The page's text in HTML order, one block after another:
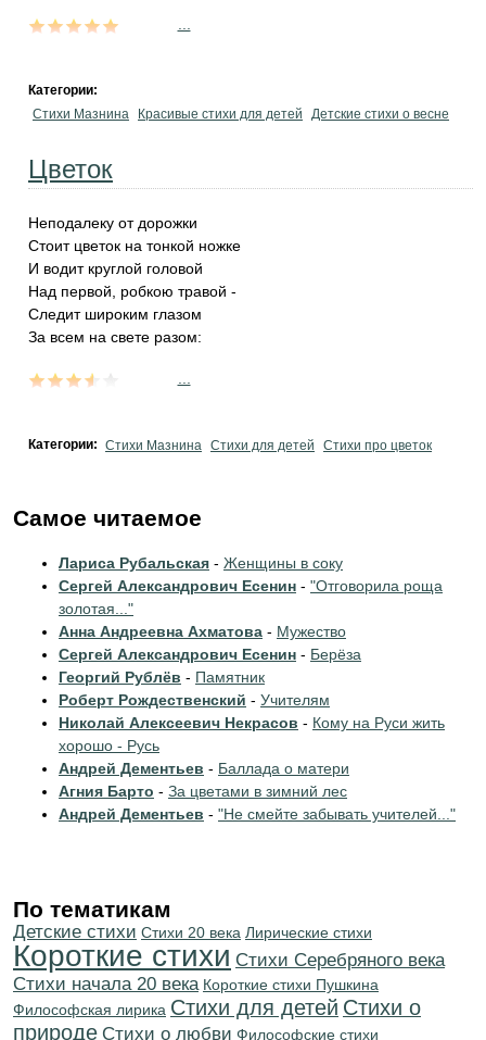
Категории:
Стихи Мазнина
Красивые стихи для детей Детские стихи о весне
Цветок
Неподалеку от дорожки
Стоит цветок на тонкой ножке
И водит круглой головой
Над первой, робкою травой -
Следит широким глазом
За всем на свете разом:
Категории: Стихи Мазнина Стихи для детей Стихи про цветок
Самое читаемое
Лариса Рубальская - Женщины в соку
Сергей Александрович Есенин - "Отговорила роща
золотая..."
Анна Андреевна Ахматова - Мужество
Сергей Александрович Есенин - Берёза
Георгий Рублёв - Памятник
Роберт Рождественский - Учителям
Николай Алексеевич Некрасов - Кому на Руси жить
хорошо - Русь
Андрей Дементьев - Баллада о матери
Агния Барто - За цветами в зимний лес
Андрей Дементьев - "Не смейте забывать учителей..."
По тематикам
Детские стихи Стихи 20 века Лирические стихи
Короткие стихи Cтихи Серебряного века
Cтихи начала 20 века Короткие стихи Пушкина
Философская лирика Стихи для детей Стихи о
природе Стихи о любви Философские стихи